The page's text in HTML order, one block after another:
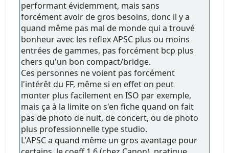
performant évidemment, mais sans
forcément avoir de gros besoins, donc il y a
quand même pas mal de monde qui a trouvé
bonheur avec les reflex APSC plus ou moins
entrées de gammes, pas forcément bcp plus
chers qu'un bon compact/bridge.
Ces personnes ne voient pas forcément
l'intérêt du FF, même si en effet on peut
monter plus facilement en ISO par exemple,
mais ça à la limite on s'en fiche quand on fait
pas de photo de nuit, de concert, ou de photo
plus professionnelle type studio.
L'APSC a quand même un gros avantage pour